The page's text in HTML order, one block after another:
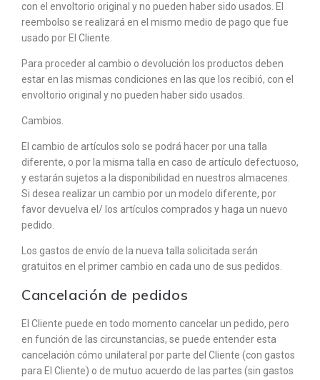
con el envoltorio original y no pueden haber sido usados. El
reembolso se realizará en el mismo medio de pago que fue
usado por El Cliente.
Para proceder al cambio o devolución los productos deben
estar en las mismas condiciones en las que los recibió, con el
envoltorio original y no pueden haber sido usados.
Cambios.
El cambio de artículos solo se podrá hacer por una talla
diferente, o por la misma talla en caso de artículo defectuoso,
y estarán sujetos a la disponibilidad en nuestros almacenes.
Si desea realizar un cambio por un modelo diferente, por
favor devuelva el/ los artículos comprados y haga un nuevo
pedido.
Los gastos de envío de la nueva talla solicitada serán
gratuitos en el primer cambio en cada uno de sus pedidos.
Cancelación de pedidos
El Cliente puede en todo momento cancelar un pedido, pero
en función de las circunstancias, se puede entender esta
cancelación cómo unilateral por parte del Cliente (con gastos
para El Cliente) o de mutuo acuerdo de las partes (sin gastos